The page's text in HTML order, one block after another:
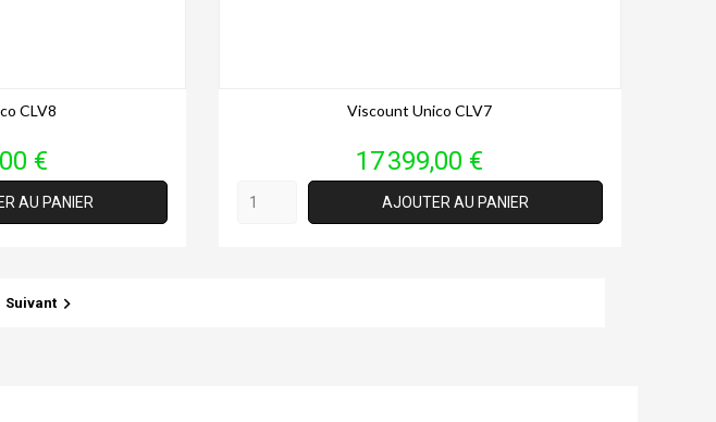
CLV8
€
AU PANIER
Viscount Unico CLV7
Prix
17 399,00 €
AJOUTER AU PANIER
Suivant 